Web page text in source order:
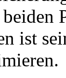
ist